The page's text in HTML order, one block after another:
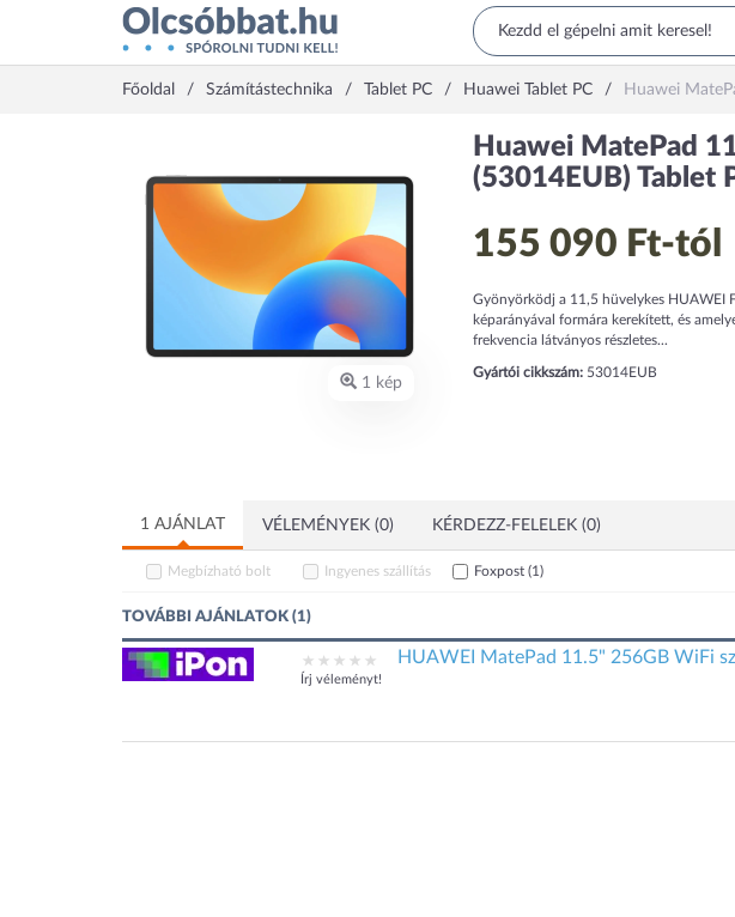
Főoldal Számítástechnika Tablet PC Huawei Tablet PC Huawei
1 kép
Huawei MatePad
(53014EUB) Tablet
155 090 Ft-tól
Gyönyörködj a 11,5 hüvelykes HUAWEI
képarányával formára kerekített, és
frekvencia látványos részletes...
Gyártói cikkszám:53014EUB
1 AJÁNLAT VÉLEMÉNYEK (0) KÉRDEZZ-FELELEK (0)
Megbízható bolt Ingyenes szállítás Foxpost (1)
TOVÁBBI AJÁNLATOK (1)
Írj véleményt!
HUAWEI MatePad 11.5" 256GB WiFi